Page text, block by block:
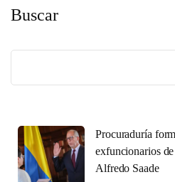
Buscar
Procuraduría
exfuncionarios
Alfredo Saade